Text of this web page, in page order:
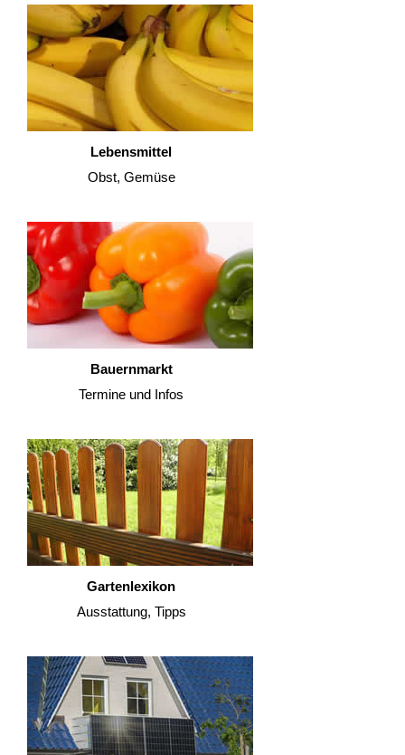
Lebensmittel
Obst, Gemüse
Bauernmarkt
Termine und Infos
Gartenlexikon
Ausstattung, Tipps